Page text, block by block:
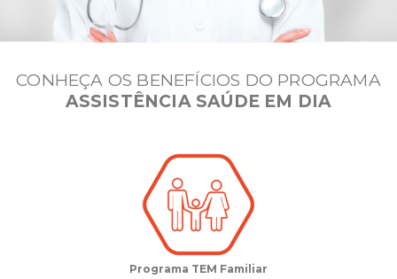
CONHEÇA OS BENEFÍCIOS DO PROGRAMA
ASSISTÊNCIA SAÚDE EM DIA
Programa TEM Familiar